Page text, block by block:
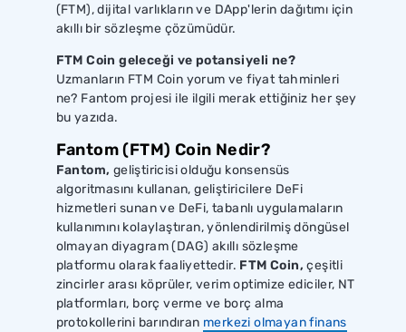
(FTM), dijital varlıkların ve DApp'lerin dağıtımı için
akıllı bir sözleşme çözümüdür.
FTM Coin geleceği ve potansiyeli ne?
Uzmanların FTM Coin yorum ve fiyat tahminleri
ne? Fantom projesi ile ilgili merak ettiğiniz her şey
bu yazıda.
Fantom (FTM) Coin Nedir?
Fantom, geliştiricisi olduğu konsensüs
algoritmasını kullanan, geliştiricilere DeFi
hizmetleri sunan ve DeFi, tabanlı uygulamaların
kullanımını kolaylaştıran, yönlendirilmiş döngüsel
olmayan diyagram (DAG) akıllı sözleşme
platformu olarak faaliyettedir. FTM Coin,çeşitli
zincirler arası köprüler, verim optimize ediciler, NT
platformları, borç verme ve borç alma
protokollerini barındıran merkezi olmayan finans